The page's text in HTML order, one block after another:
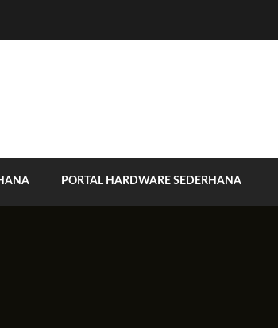
PORTAL HARDWARE SEDERHANA